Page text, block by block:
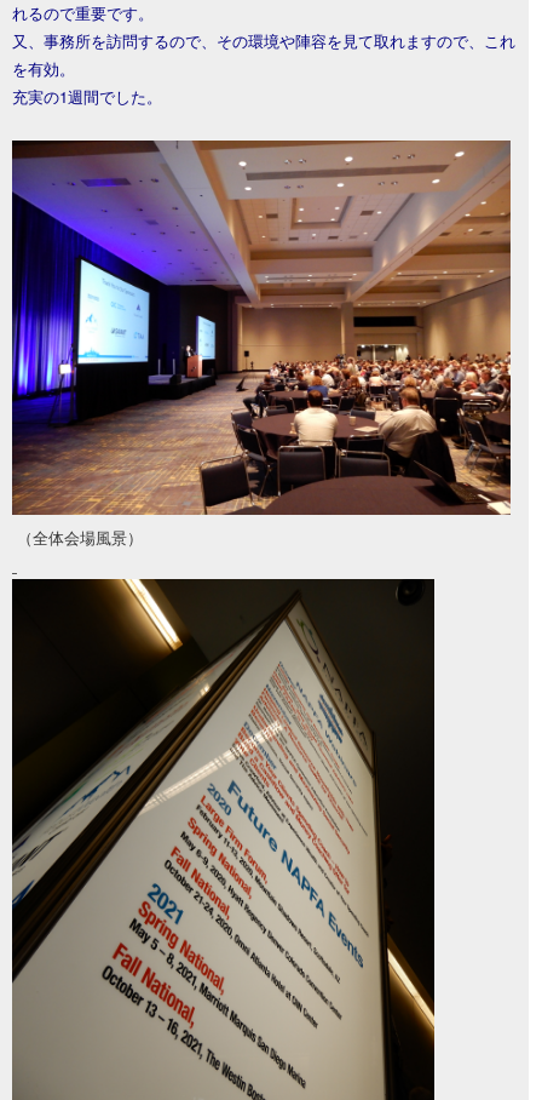
れるので重要です。
又、事務所を訪問するので、その環境や陣容を見て取れますので、これ
を有効。
充実の1週間でした。
（全体会場風景）